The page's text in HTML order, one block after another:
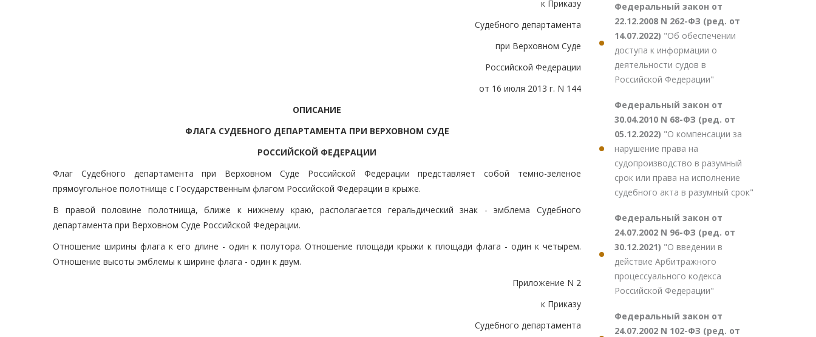
к Приказу
Судебного департамента
при Верховном Суде
Российской Федерации
от 16 июля 2013 г. N 144
ОПИСАНИЕ
ФЛАГА СУДЕБНОГО ДЕПАРТАМЕНТА ПРИ ВЕРХОВНОМ СУДЕ
РОССИЙСКОЙ ФЕДЕРАЦИИ
Флаг Судебного департамента при Верховном Суде Российской Федерации представляет собой темно-зеленое
прямоугольное полотнище с Государственным флагом Российской Федерации в крыже.
В правой половине полотнища, ближе к нижнему краю, располагается геральдический знак - эмблема Судебного
департамента при Верховном Суде Российской Федерации.
Отношение ширины флага к его длине - один к полутора. Отношение площади крыжи к площади флага - один к четырем.
Отношение высоты эмблемы к ширине флага - один к двум.
Приложение N 2
к Приказу
Судебного департамента
Федеральный закон от
22.12.2008 N 262-ФЗ (ред. от
14.07.2022) "Об обеспечении
доступа к информации о
деятельности судов в
Российской Федерации"
Федеральный закон от
30.04.2010 N 68-ФЗ (ред. от
05.12.2022) "О компенсации за
нарушение права на
судопроизводство в разумный
срок или права на исполнение
судебного акта в разумный срок"
Федеральный закон от
24.07.2002 N 96-ФЗ (ред. от
30.12.2021) "О введении в
действие Арбитражного
процессуального кодекса
Российской Федерации"
Федеральный закон от
24.07.2002 N 102-ФЗ (ред. от